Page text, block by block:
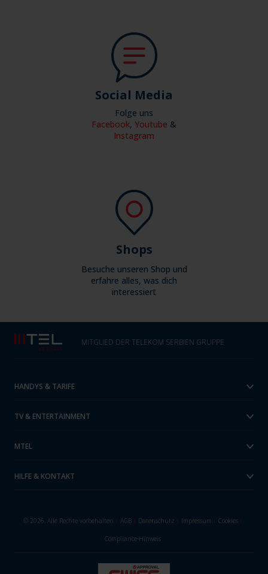
Social Media
Folge uns
Facebook, Youtube &
Instagram
Shops
Besuche unseren Shop und
erfahre alles, was dich
interessiert
MITGLIED DER TELEKOM SERBIEN GRUPPE
HANDYS & TARIFE
TV & ENTERTAINMENT
MTEL
HILFE & KONTAKT
© 2026. Alle Rechte vorbehalten I AGB I Datenschutz I Impressum I Cookies I
Compliance-Hinweis